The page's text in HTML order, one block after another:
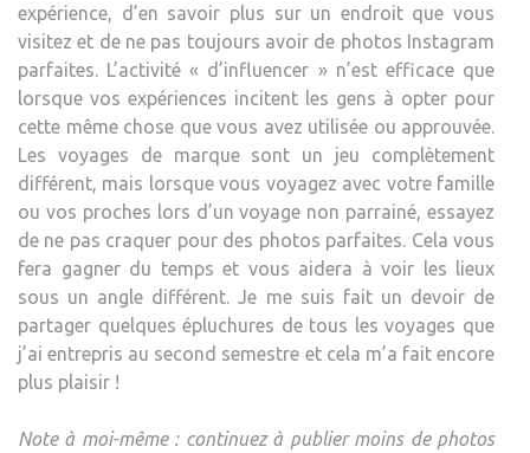
expérience, d’en savoir plus sur un endroit que vous
visitez et de ne pas toujours avoir de photos Instagram
parfaites. L’activité « d’influencer » n’est efficace que
lorsque vos expériences incitent les gens à opter pour
cette même chose que vous avez utilisée ou approuvée.
Les voyages de marque sont un jeu complètement
différent, mais lorsque vous voyagez avec votre famille
ou vos proches lors d’un voyage non parrainé, essayez
de ne pas craquer pour des photos parfaites. Cela vous
fera gagner du temps et vous aidera à voir les lieux
sous un angle différent. Je me suis fait un devoir de
partager quelques épluchures de tous les voyages que
j’ai entrepris au second semestre et cela m’a fait encore
plus plaisir !
Note à moi-même : continuez à publier moins de photos